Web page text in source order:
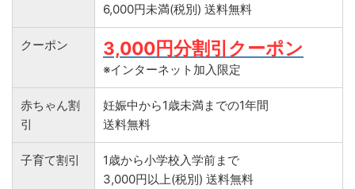
6,000円未満(税別) 送料無料
クーポン 3,000円分割引クーポン
※インターネット加入限定
赤ちゃん割
引
妊娠中から1歳未満までの1年間
送料無料
子育て割引
1歳から小学校入学前まで
3,000円以上(税別) 送料無料